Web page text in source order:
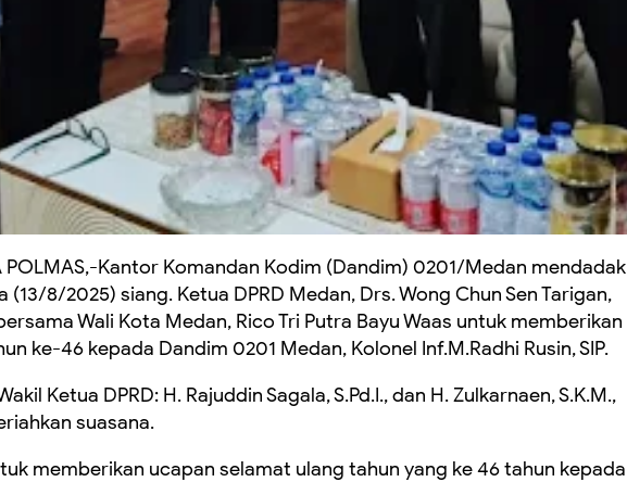
POLMAS,-Kantor Komandan Kodim (Dandim) 0201/Medan mendadak
(13/8/2025) siang. Ketua DPRD Medan, Drs. Wong Chun Sen Tarigan,
Wali Kota Medan, Rico Tri Putra Bayu Waas untuk memberikan
ke-46 kepada Dandim 0201 Medan, Kolonel Inf.M.Radhi Rusin, SIP.
Ketua DPRD: H. Rajuddin Sagala, S.Pd.I., dan H. Zulkarnaen, S.K.M.,
suasana.
memberikan ucapan selamat ulang tahun yang ke 46 tahun kepada